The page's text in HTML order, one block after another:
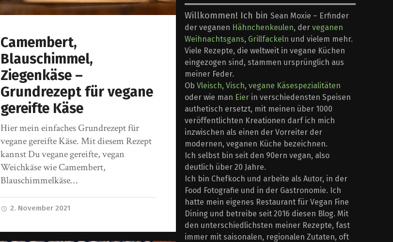
Camembert,
Blauschimmel,
Ziegenkäse –
Grundrezept für vegane
gereifte Käse
Hier mein einfaches Grundrezept für
vegane gereifte Käse. Mit diesem Rezept
kannst Du vegane gereifte, vegan
Weichkäse wie Camembert,
Blauschimmelkäse…
2. November 2021
Willkommen! Ich bin Sean Moxie – Erfinder
der veganen Hähnchenkeulen, der veganen
Weihnachtsgans, Grillfackeln und vielem mehr.
Viele Rezepte, die weltweit in vegane Küchen
eingezogen sind, stammen ursprünglich aus
meiner Feder.
Ob Vleisch, Visch, vegane Käsespezialitäten
oder wie man Eierin verschiedensten Speisen
authetisch ersetzt, mit meinen über 1000
veröffentlichten Kreationen darf ich mich
inzwischen als einen der Vorreiter der
modernen, veganen Küche bezeichnen.
Ich selbst bin seit den 90ern vegan, also
deutlich über 20 Jahre.
Ich bin Chefkoch und arbeite als Autor, in der
Food Fotografie und in der Gastronomie. Ich
hatte mein eigenes Restaurant für Vegan Fine
Dining und betreibe seit 2016 diesen Blog. Mit
den unterschiedlichsten meiner Rezepte, fast
immer mit saisonalen, regionalen Zutaten, oft